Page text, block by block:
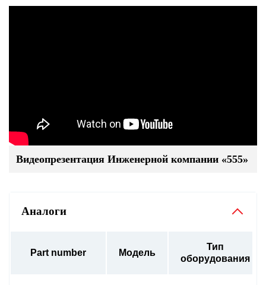
Видеопрезентация Инженерной компании «555»
Аналоги
Part number Модель
Тип
оборудования